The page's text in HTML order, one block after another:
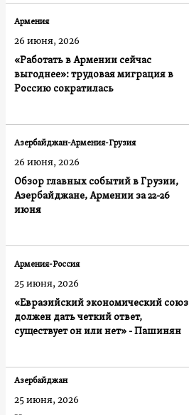
«Работать в Армении сейчас
выгоднее»: трудовая миграция в
Россию сократилась
Армения
26 июня, 2026
Обзор главных событий в Грузии,
Азербайджане, Армении за 22-26
июня
Азербайджан-Армения-Грузия
26 июня, 2026
«Евразийский экономический союз
должен дать четкий ответ,
существует он или нет» - Пашинян
Армения-Россия
25 июня, 2026
Азербайджан
25 июня, 2026